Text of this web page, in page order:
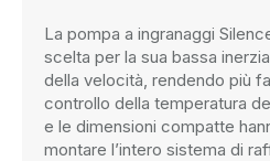
La pompa a ingranaggi
scelta per la sua bassa
della velocità, rendendo più
controllo della temperatura
e le dimensioni compatte
montare l’intero sistema di